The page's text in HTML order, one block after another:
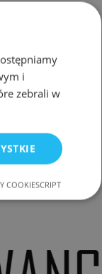
i
zebrali w
COOKIESCRIPT